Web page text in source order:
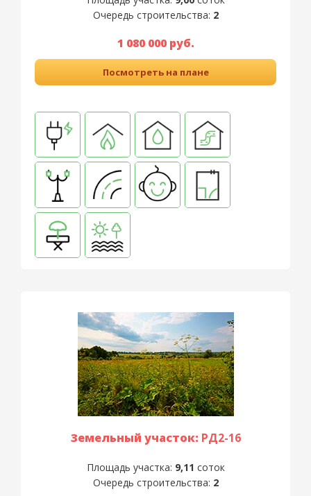
Очередь строительства: 2
1 080 000 руб.
Посмотреть на плане
Земельный участок: РД2-16
Площадь участка: 9,11 соток
Очередь строительства: 2